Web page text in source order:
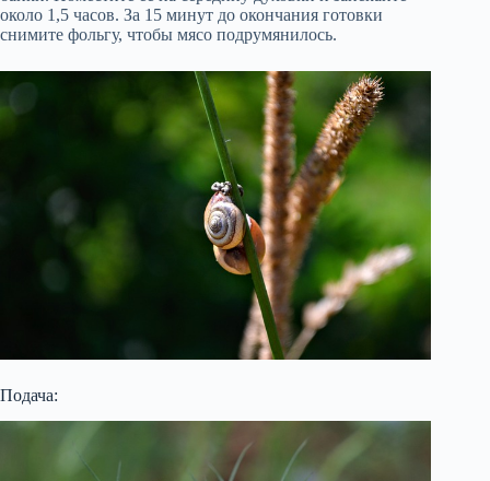
около 1,5 часов. За 15 минут до окончания готовки
снимите фольгу, чтобы мясо подрумянилось.
Подача: